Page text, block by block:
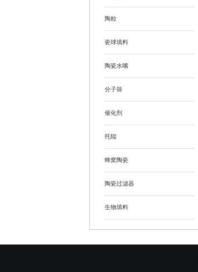
陶粒
瓷球填料
陶瓷水嘴
分子筛
催化剂
托辊
蜂窝陶瓷
陶瓷过滤器
生物填料